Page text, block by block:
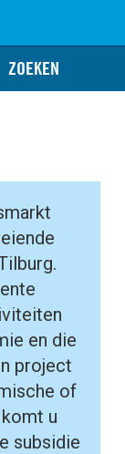
ZOEKEN
en die
project
of
u
subsidie